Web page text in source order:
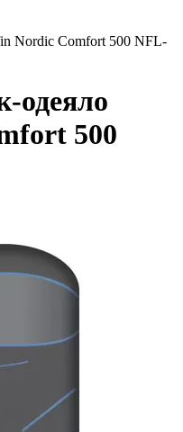
Nordic Comfort 500 NFL-
одеяло
500